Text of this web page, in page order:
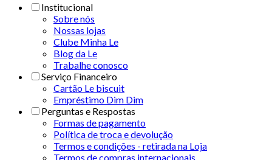
Institucional
Sobre nós
Nossas lojas
Clube Minha Le
Blog da Le
Trabalhe conosco
Serviço Financeiro
Cartão Le biscuit
Empréstimo Dim Dim
Perguntas e Respostas
Formas de pagamento
Política de troca e devolução
Termos e condições - retirada na Loja
Termos de compras internacionais